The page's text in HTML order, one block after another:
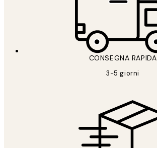
CONSEGNA RAPIDA
3-5 giorni